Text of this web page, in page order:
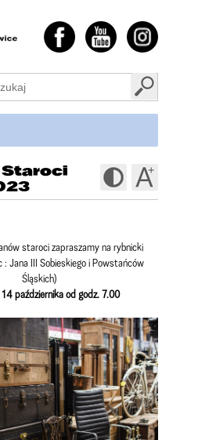
staroci zapraszamy na rybnicki
Jana III Sobieskiego i Powstańców
Śląskich)
października od godz. 7.00